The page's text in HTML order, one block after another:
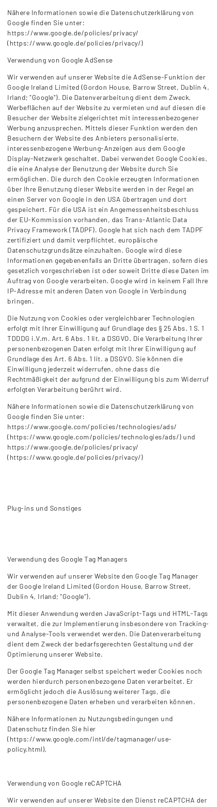
Nähere Informationen sowie die Datenschutzerklärung von
Google finden Sie unter:
https://www.google.de/policies/privacy/
(https://www.google.de/policies/privacy/)
Verwendung von Google AdSense
Wir verwenden auf unserer Website die AdSense-Funktion der
Google Ireland Limited (Gordon House, Barrow Street, Dublin 4,
Irland; "Google"). Die Datenverarbeitung dient dem Zweck,
Werbeflächen auf der Website zu vermieten und auf diesen die
Besucher der Website zielgerichtet mit interessenbezogener
Werbung anzusprechen. Mittels dieser Funktion werden den
Besuchern der Website des Anbieters personalisierte,
interessenbezogene Werbung-Anzeigen aus dem Google
Display-Netzwerk geschaltet. Dabei verwendet Google Cookies,
die eine Analyse der Benutzung der Website durch Sie
ermöglichen. Die durch den Cookie erzeugten Informationen
über Ihre Benutzung dieser Website werden in der Regel an
einen Server von Google in den USA übertragen und dort
gespeichert. Für die USA ist ein Angemessenheitsbeschluss
der EU-Kommission vorhanden, das Trans-Atlantic Data
Privacy Framework (TADPF). Google hat sich nach dem TADPF
zertifiziert und damit verpflichtet, europäische
Datenschutzgrundsätze einzuhalten. Google wird diese
Informationen gegebenenfalls an Dritte übertragen, sofern dies
gesetzlich vorgeschrieben ist oder soweit Dritte diese Daten im
Auftrag von Google verarbeiten. Google wird in keinem Fall Ihre
IP-Adresse mit anderen Daten von Google in Verbindung
bringen.
Die Nutzung von Cookies oder vergleichbarer Technologien
erfolgt mit Ihrer Einwilligung auf Grundlage des § 25 Abs. 1 S. 1
TDDDG i.V.m. Art. 6 Abs. 1 lit. a DSGVO. Die Verarbeitung Ihrer
personenbezogenen Daten erfolgt mit Ihrer Einwilligung auf
Grundlage des Art. 6 Abs. 1 lit. a DSGVO. Sie können die
Einwilligung jederzeit widerrufen, ohne dass die
Rechtmäßigkeit der aufgrund der Einwilligung bis zum Widerruf
erfolgten Verarbeitung berührt wird.
Nähere Informationen sowie die Datenschutzerklärung von
Google finden Sie unter:
https://www.google.com/policies/technologies/ads/
(https://www.google.com/policies/technologies/ads/) und
https://www.google.de/policies/privacy/
(https://www.google.de/policies/privacy/)
Plug-ins und Sonstiges
Verwendung des Google Tag Managers
Wir verwenden auf unserer Website den Google Tag Manager
der Google Ireland Limited (Gordon House, Barrow Street,
Dublin 4, Irland; "Google").
Mit dieser Anwendung werden JavaScript-Tags und HTML-Tags
verwaltet, die zur Implementierung insbesondere von Tracking-
und Analyse-Tools verwendet werden. Die Datenverarbeitung
dient dem Zweck der bedarfsgerechten Gestaltung und der
Optimierung unserer Website.
Der Google Tag Manager selbst speichert weder Cookies noch
werden hierdurch personenbezogene Daten verarbeitet. Er
ermöglicht jedoch die Auslösung weiterer Tags, die
personenbezogene Daten erheben und verarbeiten können.
Nähere Informationen zu Nutzungsbedingungen und
Datenschutz finden Sie hier
(https://www.google.com/intl/de/tagmanager/use-
policy.html).
Verwendung von Google reCAPTCHA
Wir verwenden auf unserer Website den Dienst reCAPTCHA der